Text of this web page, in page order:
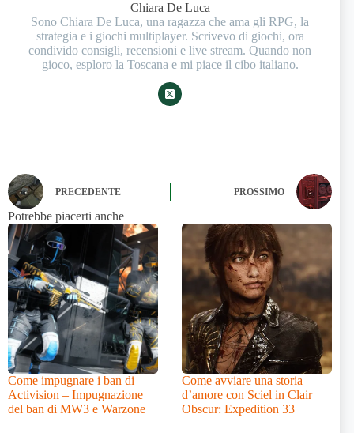
Chiara De Luca
Sono Chiara De Luca, una ragazza che ama gli RPG, la
strategia e i giochi multiplayer. Scrivevo di giochi, ora
condivido consigli, recensioni e live stream. Quando non
gioco, esploro la Toscana e mi piace il cibo italiano.
PRECEDENTE PROSSIMO
Potrebbe piacerti anche
Come impugnare i ban di
Activision – Impugnazione
del ban di MW3 e Warzone
Come avviare una storia
d’amore con Sciel in Clair
Obscur: Expedition 33